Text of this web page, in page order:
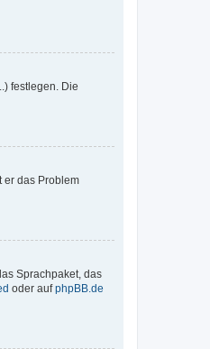
festlegen. Die
er das Problem
Sprachpaket, das
oder aufphpBB.de